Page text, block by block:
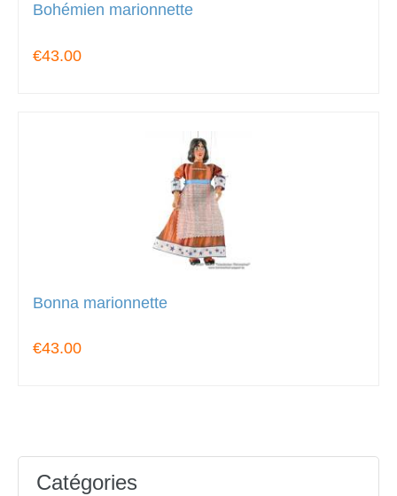
Bohémien marionnette
€43.00
Bonna marionnette
€43.00
Catégories